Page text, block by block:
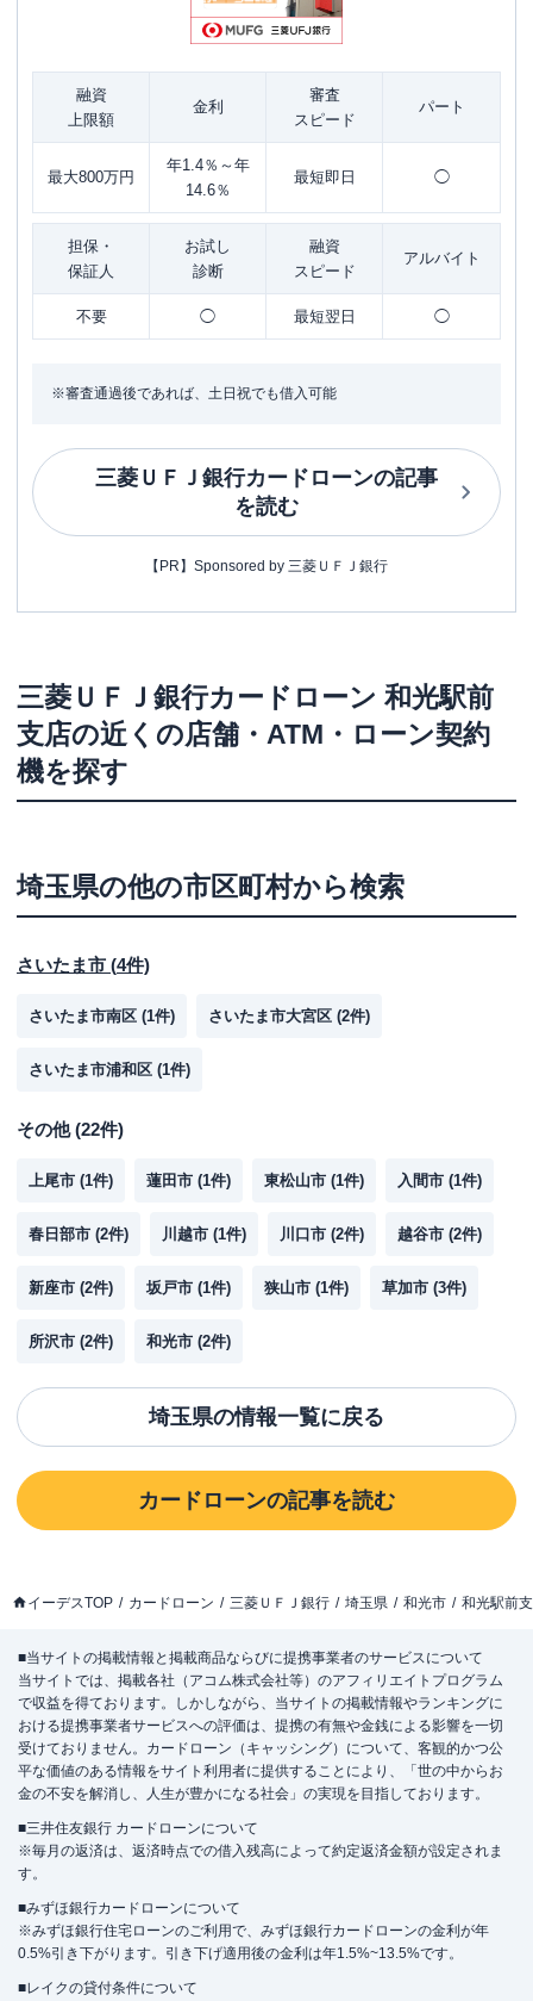
融資
上限額
金利
審査
スピード
パート
最大800万円
年1.4％～年
14.6％
最短即日 ◯
担保・
保証人
お試し
診断
融資
スピード
アルバイト
不要 ◯ 最短翌日 ◯
※審査通過後であれば、土日祝でも借入可能
三菱ＵＦＪ銀行カードローンの記事
を読む
【PR】Sponsored by 三菱ＵＦＪ銀行
三菱ＵＦＪ銀行カードローン 和光駅前
支店の近くの店舗・ATM・ローン契約
機を探す
埼玉県の他の市区町村から検索
さいたま市 (4件)
さいたま市南区 (1件) さいたま市大宮区 (2件)
さいたま市浦和区 (1件)
その他(22件)
上尾市 (1件) 蓮田市 (1件) 東松山市 (1件) 入間市 (1件)
春日部市 (2件) 川越市 (1件) 川口市 (2件) 越谷市 (2件)
新座市 (2件) 坂戸市 (1件) 狭山市 (1件) 草加市 (3件)
所沢市 (2件) 和光市 (2件)
埼玉県の情報一覧に戻る
カードローンの記事を読む
イーデスTOP カードローン 三菱ＵＦＪ銀行 埼玉県 和光市 和光駅前
■当サイトの掲載情報と掲載商品ならびに提携事業者のサービスについて
当サイトでは、掲載各社（アコム株式会社等）のアフィリエイトプログラム
で収益を得ております。しかしながら、当サイトの掲載情報やランキングに
おける提携事業者サービスへの評価は、提携の有無や金銭による影響を一切
受けておりません。カードローン（キャッシング）について、客観的かつ公
平な価値のある情報をサイト利用者に提供することにより、「世の中からお
金の不安を解消し、人生が豊かになる社会」の実現を目指しております。
■三井住友銀行 カードローンについて
※毎月の返済は、返済時点での借入残高によって約定返済金額が設定されま
す。
■みずほ銀行カードローンについて
※みずほ銀行住宅ローンのご利用で、みずほ銀行カードローンの金利が年
0.5%引き下がります。引き下げ適用後の金利は年1.5%~13.5%です。
■レイクの貸付条件について